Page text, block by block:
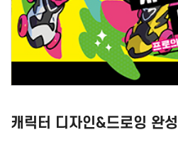
캐릭터 디자인&드로잉 완성